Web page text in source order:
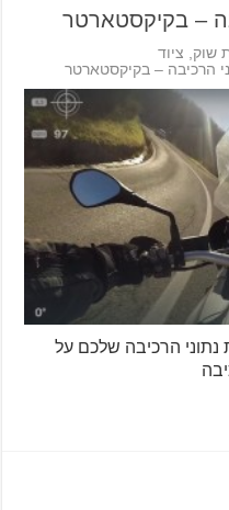
– בקיקסטארטר
שוק, ציוד
הרכיבה – בקיקסטארטר
הרכיבה שלכם על